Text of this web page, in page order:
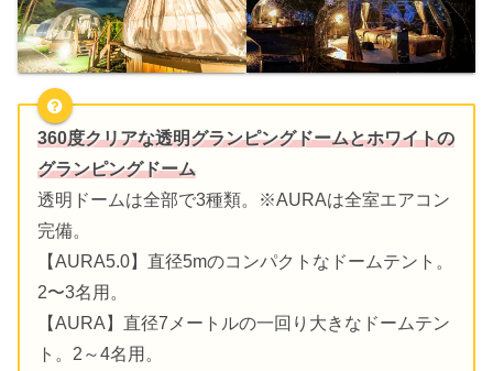
360度クリアな透明グランピングドームとホワイトの
グランピングドーム
透明ドームは全部で3種類。※AURAは全室エアコン
完備。
【AURA5.0】直径5mのコンパクトなドームテント。
2〜3名用。
【AURA】直径7メートルの一回り大きなドームテン
ト。2～4名用。